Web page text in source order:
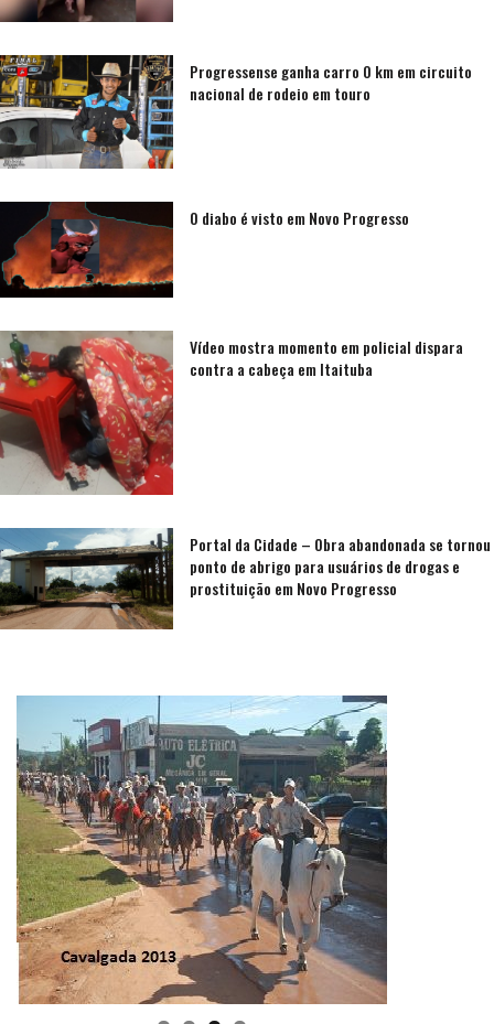
Progressense ganha carro 0 km em circuito
nacional de rodeio em touro
O diabo é visto em Novo Progresso
Vídeo mostra momento em policial dispara
contra a cabeça em Itaituba
Portal da Cidade – Obra abandonada se tornou
ponto de abrigo para usuários de drogas e
prostituição em Novo Progresso